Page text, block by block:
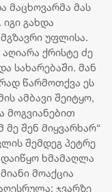
მაცხოვარმა მას
გახდა
უფლისა.
ქრისტე ძე
სახარებაში. მან
წარმოთქვა ეს
ამბავი შეიტყო,
მოგვიანებით
შენ მიყვარხარ“
შემდეგ პეტრე
ხმამაღლა
მოაქცია
ჯვარზე